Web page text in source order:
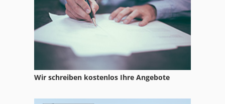
Wir schreiben kostenlos Ihre Angebote